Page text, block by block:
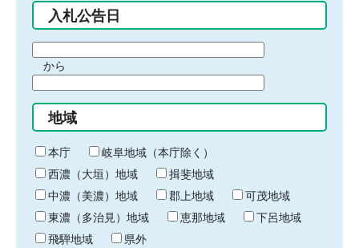
入札公告日
間
始
り
から
間
終
わ
り
地域
本庁
岐阜地域（本庁除く）
西濃（大垣）地域
揖斐地域
中濃（美濃）地域
郡上地域
可茂地域
東濃（多治見）地域
恵那地域
下呂地域
飛騨地域
県外